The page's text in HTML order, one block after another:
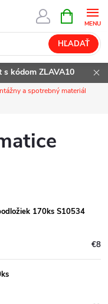
HĽADAŤ
KOŠÍK
kódom ZLAVA10
a spotrebný materiál
170ks S10534
€8